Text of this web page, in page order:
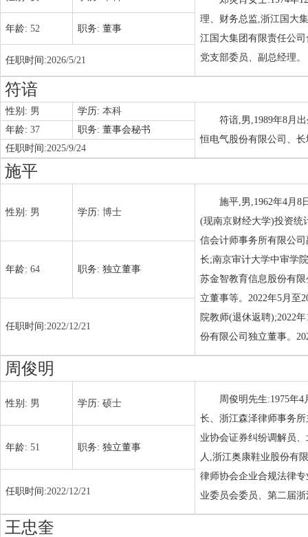
理、财务总监,浙江国大
江国大集团有限责任公
党支部委员、副总经理。
年龄: 52 职务: 董事
任职时间:2026/5/21
符谙
性别: 男 学历: 本科
符谙,男,1989年8月
恒电气股份有限公司、
年龄: 37 职务: 董事会秘书
任职时间:2025/9/24
施平
性别: 男 学历: 博士
施平,男,1962年4月8
(现南京财经大学)投资统
信会计师事务所有限公
长;南京审计大学中审学
苏金智教育信息股份有
立董事等。2022年5月至
院教师(退休返聘);2022
份有限公司独立董事。
年龄: 64 职务: 独立董事
任职时间:2022/12/21
周俊明
性别: 男 学历: 硕士
周俊明先生:1975年
长、浙江森泽律师事务
业协会证券纠纷调解员
人,浙江奥康鞋业股份有
律师协会企业合规法律
业委员会委员、第二届
年龄: 51 职务: 独立董事
任职时间:2022/12/21
王忠奎